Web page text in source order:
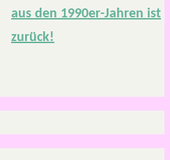
aus den 1990er-Jahren ist
zurück!